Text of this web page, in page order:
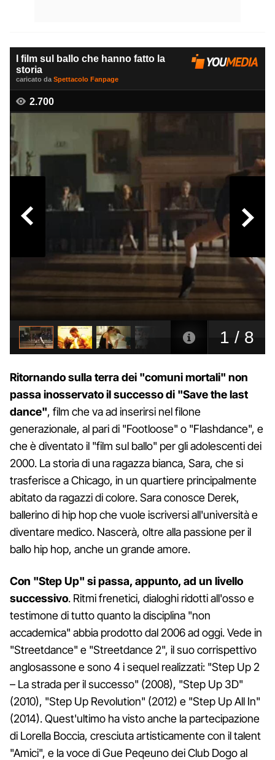
Ritornando sulla terra dei "comuni mortali" non
passa inosservato il successo di "Save the last
dance", film che va ad inserirsi nel filone
generazionale, al pari di "Footloose" o "Flashdance", e
che è diventato il "film sul ballo" per gli adolescenti dei
2000. La storia di una ragazza bianca, Sara, che si
trasferisce a Chicago, in un quartiere principalmente
abitato da ragazzi di colore. Sara conosce Derek,
ballerino di hip hop che vuole iscriversi all'università e
diventare medico. Nascerà, oltre alla passione per il
ballo hip hop, anche un grande amore.
Con "Step Up" si passa, appunto, ad un livello
successivo. Ritmi frenetici, dialoghi ridotti all'osso e
testimone di tutto quanto la disciplina "non
accademica" abbia prodotto dal 2006 ad oggi. Vede in
"Streetdance" e "Streetdance 2", il suo corrispettivo
anglosassone e sono 4 i sequel realizzati: "Step Up 2
– La strada per il successo" (2008), "Step Up 3D"
(2010), "Step Up Revolution" (2012) e "Step Up All In"
(2014). Quest'ultimo ha visto anche la partecipazione
di Lorella Boccia, cresciuta artisticamente con il talent
"Amici", e la voce di Gue Peqeuno dei Club Dogo al